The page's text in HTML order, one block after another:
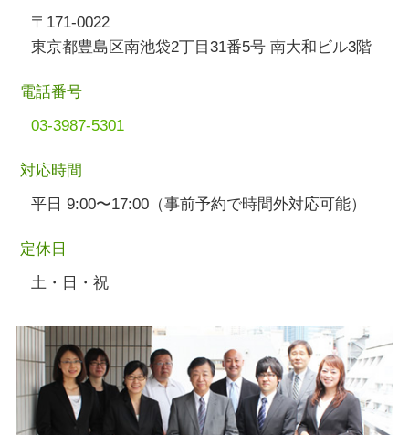
〒171-0022
東京都豊島区南池袋2丁目31番5号 南大和ビル3階
電話番号
03-3987-5301
対応時間
平日 9:00〜17:00（事前予約で時間外対応可能）
定休日
土・日・祝